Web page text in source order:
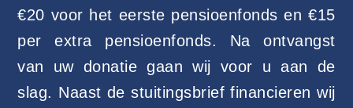
€20 voor het eerste pensioenfonds en €15
per extra pensioenfonds. Na ontvangst
van uw donatie gaan wij voor u aan de
slag. Naast de stuitingsbrief financieren wij